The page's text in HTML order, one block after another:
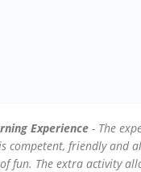
Experience - The
competent, friendly and
fun. The extra activity